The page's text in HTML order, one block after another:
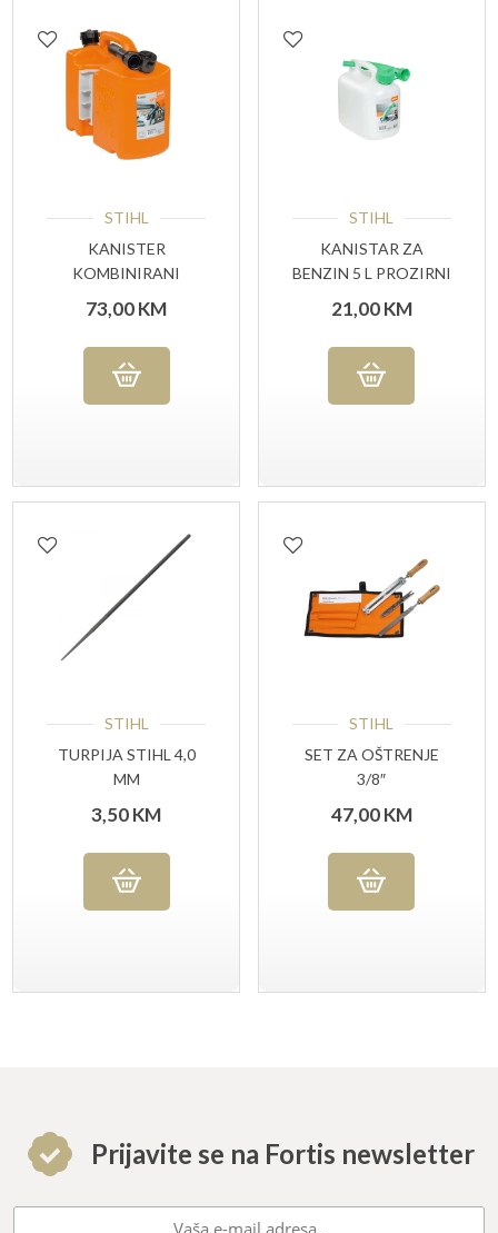
STIHL
KANISTER
KOMBINIRANI
73,00KM
STIHL
KANISTAR ZA
BENZIN 5 L PROZIRNI
21,00KM
STIHL
TURPIJA STIHL 4,0
MM
3,50KM
STIHL
SET ZA OŠTRENJE
3/8″
47,00KM
Prijavite se na Fortis newsletter